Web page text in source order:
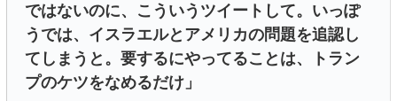
ではないのに、こういうツイートして。いっぽ
うでは、イスラエルとアメリカの問題を追認し
てしまうと。要するにやってることは、トラン
プのケツをなめるだけ」